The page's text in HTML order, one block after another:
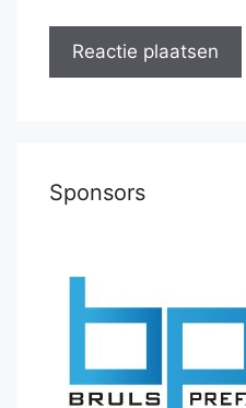
Sponsors